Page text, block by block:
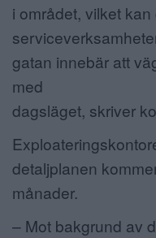
i området, vilket
gatan innebär att
med
dagsläget, skriver
detaljplanen
månader.
– Mot bakgrund av